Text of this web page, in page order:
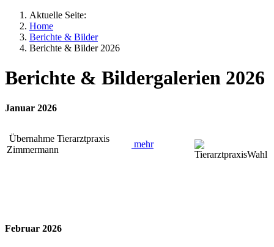
Aktuelle Seite:
Home
Berichte & Bilder
Berichte & Bilder 2026
Berichte & Bildergalerien 2026
Januar 2026
Übernahme Tierarztpraxis
Zimmermann
mehr
Februar 2026